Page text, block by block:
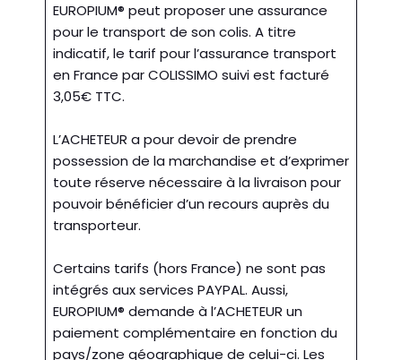
EUROPIUM® peut proposer une assurance
pour le transport de son colis. A titre
indicatif, le tarif pour l’assurance transport
en France par COLISSIMO suivi est facturé
3,05€ TTC.
L’ACHETEUR a pour devoir de prendre
possession de la marchandise et d’exprimer
toute réserve nécessaire à la livraison pour
pouvoir bénéficier d’un recours auprès du
transporteur.
Certains tarifs (hors France) ne sont pas
intégrés aux services PAYPAL. Aussi,
EUROPIUM® demande à l’ACHETEUR un
paiement complémentaire en fonction du
pays/zone géographique de celui-ci. Les